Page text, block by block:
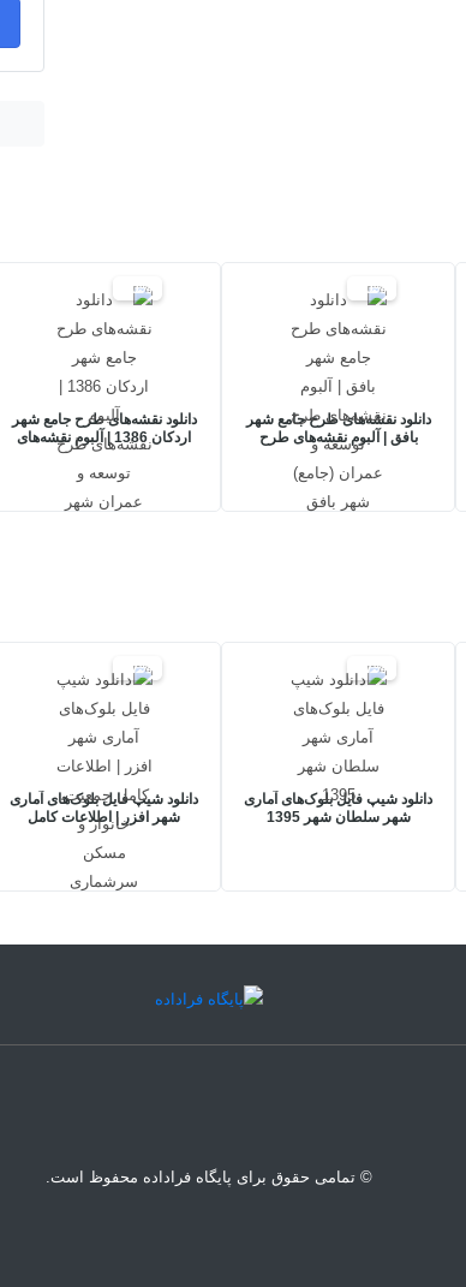
20%
دانلود نقشه‌های طرح جامع شهر
بافق | آلبوم نقشه‌های طرح
توسعه و عمران (جامع) شهر
بافق
20%
دانلود نقشه‌های طرح جامع شهر
اردکان 1386 | آلبوم نقشه‌های
طرح توسعه و عمران شهر
اردکان
17%
دانلود شیپ فایل بلوک‌های آماری
شهر سلطان شهر 1395
17%
دانلود شیپ فایل بلوک‌های آماری
شهر افزر | اطلاعات کامل
جمعیت، خانوار و مسکن
سرشماری 1395
© تمامی حقوق برای پایگاه فراداده محفوظ است.